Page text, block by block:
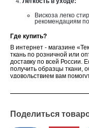
Вискоза легко
рекомендациям
Где купить?
В интернет - магазине
ткань по розничной или
доставку по всей России.
получить образцы ткани,
удовольствием вам
Поделиться